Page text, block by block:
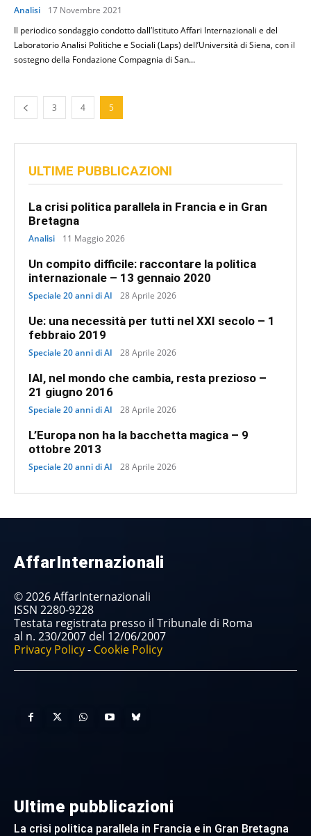
Analisi
17 Novembre 2021
Il periodico sondaggio condotto dall’Istituto Affari Internazionali e del
Laboratorio Analisi Politiche e Sociali (Laps) dell’Università di Siena, con il
sostegno della Fondazione Compagnia di San...
3 4 5
ULTIME PUBBLICAZIONI
La crisi politica parallela in Francia e in Gran
Bretagna
Analisi 11 Maggio 2026
Un compito difficile: raccontare la politica
internazionale – 13 gennaio 2020
Speciale 20 anni di AI 28 Aprile 2026
Ue: una necessità per tutti nel XXI secolo – 1
febbraio 2019
Speciale 20 anni di AI 28 Aprile 2026
IAI, nel mondo che cambia, resta prezioso –
21 giugno 2016
Speciale 20 anni di AI 28 Aprile 2026
L’Europa non ha la bacchetta magica – 9
ottobre 2013
Speciale 20 anni di AI 28 Aprile 2026
AffarInternazionali
© 2026 AffarInternazionali
ISSN 2280-9228
Testata registrata presso il Tribunale di Roma
al n. 230/2007 del 12/06/2007
Privacy Policy- Cookie Policy
Ultime pubblicazioni
La crisi politica parallela in Francia e in Gran Bretagna